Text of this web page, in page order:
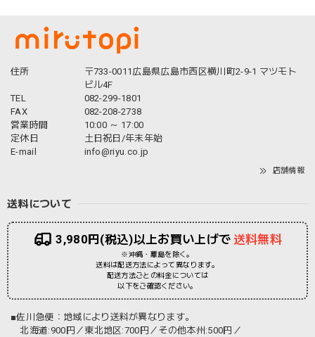
住所
〒733-0011広島県広島市西区横川町2-9-1 マツモト
ビル4F
TEL
082-299-1801
FAX
082-208-2738
営業時間
10:00 ～ 17:00
定休日
土日祝日/年末年始
E-mail
info@riyu.co.jp
店舗情報
送料について
3,980円(税込)以上お買い上げで 送料無料
※沖縄・離島を除く。
送料は配送方法によって異なります。
配送方法ごとの料金については
以下をご確認ください。
■佐川急便：地域により送料が異なります。
北海道:900円／東北地区:700円／その他本州:500円／